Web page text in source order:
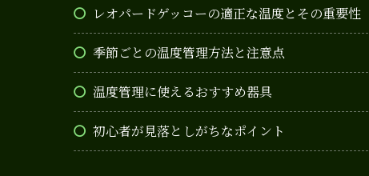
レオパードゲッコーの適正な温度とその重要性
季節ごとの温度管理方法と注意点
温度管理に使えるおすすめ器具
初心者が見落としがちなポイント